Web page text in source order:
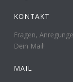
KONTAKT
Fragen,
Dein Mail!
MAIL